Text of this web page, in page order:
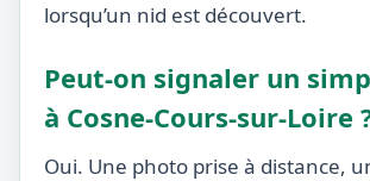
lorsqu’un nid est découvert.
Peut-on signaler un
à Cosne-Cours-sur-Loire
Oui. Une photo prise à distance,